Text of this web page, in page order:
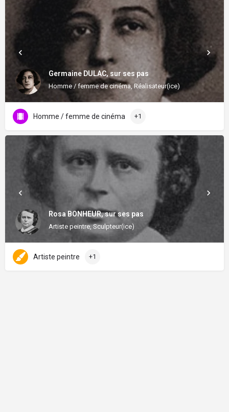
Germaine DULAC, sur ses pas
Homme / femme de cinéma, Réalisateur(ice)
Homme / femme de cinéma +1
Rosa BONHEUR, sur ses pas
Artiste peintre, Sculpteur(ice)
Artiste peintre +1